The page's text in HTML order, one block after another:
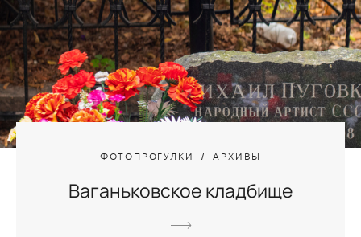
ФОТОПРОГУЛКИ АРХИВЫ
Ваганьковское кладбище